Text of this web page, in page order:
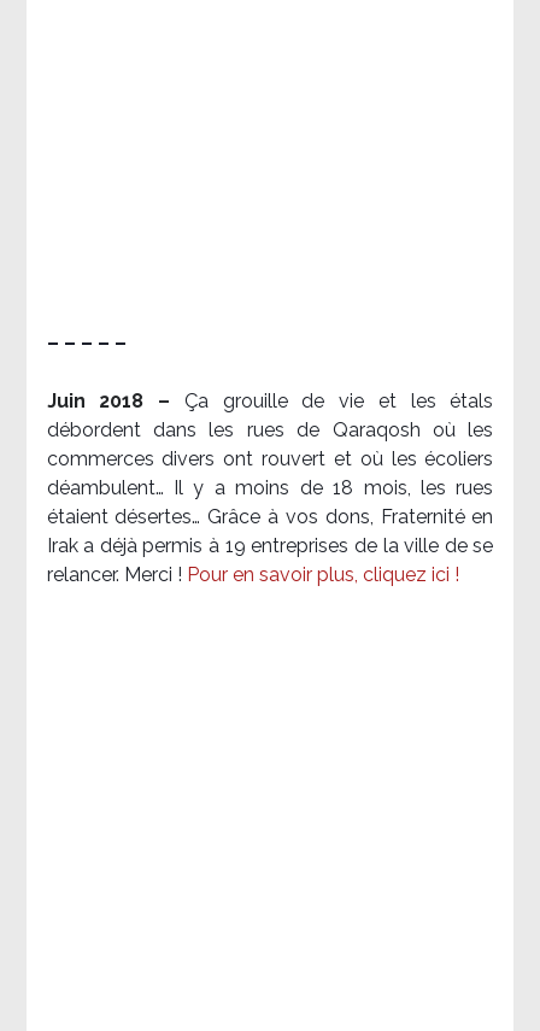
– – – – –
Juin 2018 – Ça grouille de vie et les étals
débordent dans les rues de Qaraqosh où les
commerces divers ont rouvert et où les écoliers
déambulent… Il y a moins de 18 mois, les rues
étaient désertes… Grâce à vos dons, Fraternité en
Irak a déjà permis à 19 entreprises de la ville de se
relancer. Merci ! Pour en savoir plus, cliquez ici !